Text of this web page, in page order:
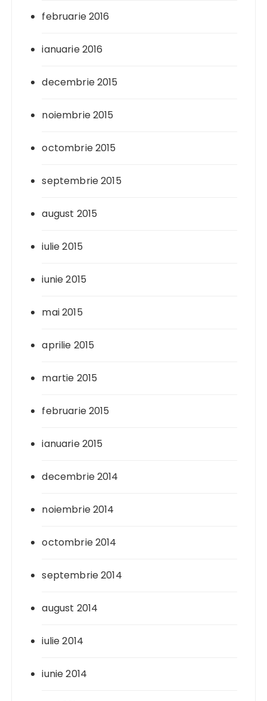
februarie 2016
ianuarie 2016
decembrie 2015
noiembrie 2015
octombrie 2015
septembrie 2015
august 2015
iulie 2015
iunie 2015
mai 2015
aprilie 2015
martie 2015
februarie 2015
ianuarie 2015
decembrie 2014
noiembrie 2014
octombrie 2014
septembrie 2014
august 2014
iulie 2014
iunie 2014